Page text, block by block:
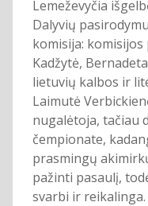
Lemeževyčia
Dalyvių
komisija:
Kadžytė,
lietuvių kalbos ir
Laimutė
nugalėtoja, tačiau
čempionate,
prasmingų
pažinti pasaulį,
svarbi ir reikalinga.